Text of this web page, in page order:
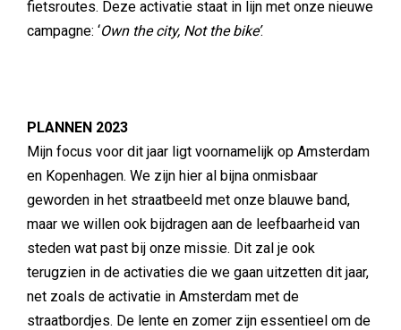
fietsroutes. Deze activatie staat in lijn met onze nieuwe
campagne: ‘Own the city, Not the bike’.
PLANNEN 2023
Mijn focus voor dit jaar ligt voornamelijk op Amsterdam
en Kopenhagen. We zijn hier al bijna onmisbaar
geworden in het straatbeeld met onze blauwe band,
maar we willen ook bijdragen aan de leefbaarheid van
steden wat past bij onze missie. Dit zal je ook
terugzien in de activaties die we gaan uitzetten dit jaar,
net zoals de activatie in Amsterdam met de
straatbordjes. De lente en zomer zijn essentieel om de